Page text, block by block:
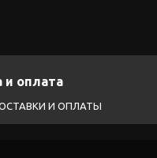
и оплата
И ОПЛАТЫ